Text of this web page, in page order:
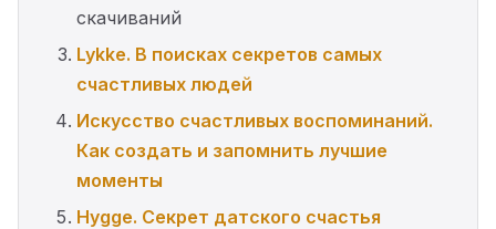
скачиваний
Lykke. В поисках секретов самых
счастливых людей
Искусство счастливых воспоминаний.
Как создать и запомнить лучшие
моменты
Hygge. Секрет датского счастья